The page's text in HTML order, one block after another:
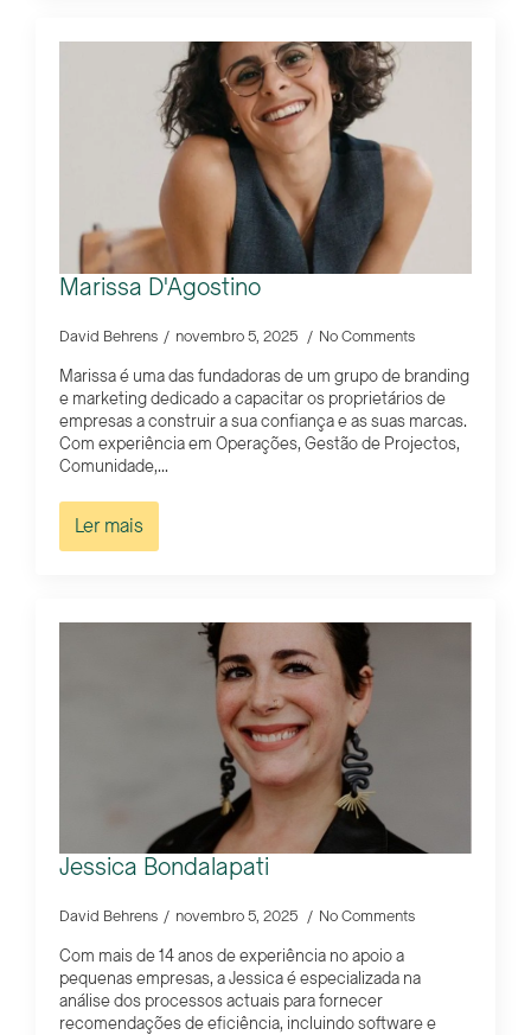
Marissa D'Agostino
David Behrens novembro 5, 2025 No Comments
Marissa é uma das fundadoras de um grupo de branding
e marketing dedicado a capacitar os proprietários de
empresas a construir a sua confiança e as suas marcas.
Com experiência em Operações, Gestão de Projectos,
Comunidade,...
Ler mais
Jessica Bondalapati
David Behrens novembro 5, 2025 No Comments
Com mais de 14 anos de experiência no apoio a
pequenas empresas, a Jessica é especializada na
análise dos processos actuais para fornecer
recomendações de eficiência, incluindo software e